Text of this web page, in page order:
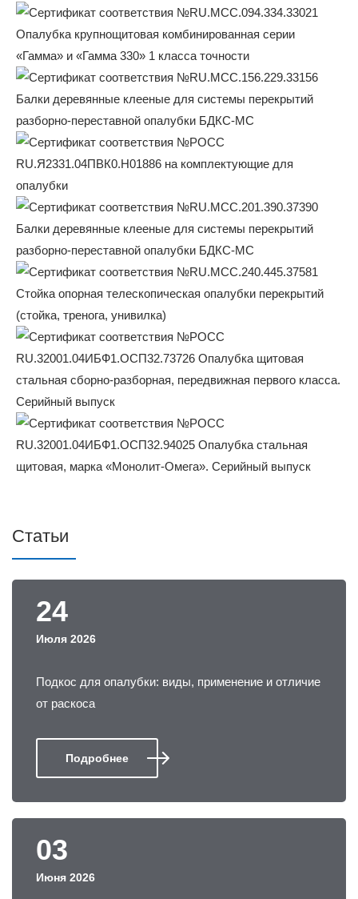
Статьи
24
Июля 2026
Подкос для опалубки: виды, применение и отличие
от раскоса
Подробнее
03
Июня 2026